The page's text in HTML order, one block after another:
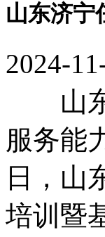
山东济宁
2024-
山东
服务能
日，山
培训暨